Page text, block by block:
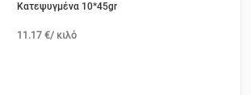
Κατεψυγμένα 10*45gr
11.17 €/ κιλό